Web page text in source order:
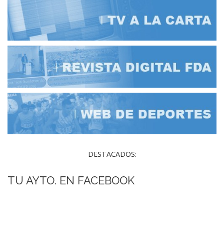
DESTACADOS:
TU AYTO. EN FACEBOOK